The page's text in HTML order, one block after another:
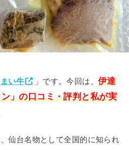
まい牛 」です。今回は、 伊達
」の口コミ・評判と私が実
仙台名物として全国的に知られ